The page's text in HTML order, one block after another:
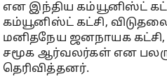
என இந்திய கம்யூனிஸ்ட்
கம்யூனிஸ்ட் கட்சி,
மனிதநேய ஜனநாயக
சமூக ஆர்வலர்கள் என
தெரிவித்தனர்.